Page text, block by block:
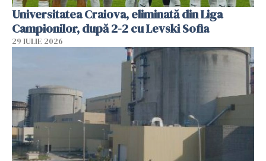
Universitatea Craiova, eliminată din Liga
Campionilor, după 2-2 cu Levski Sofia
29 IULIE 2026